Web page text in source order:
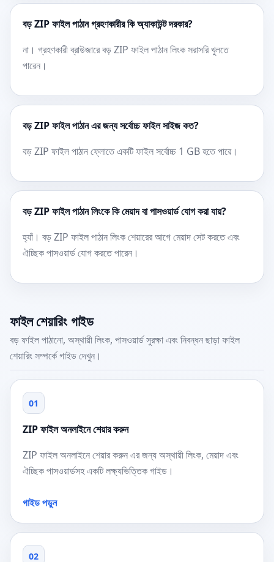
বড় ZIP ফাইল পাঠান গ্রহণকারীর কি অ্যাকাউন্ট দরকার?
না। গ্রহণকারী ব্রাউজারে বড় ZIP ফাইল পাঠান লিংক সরাসরি খুলতে
পারেন।
বড় ZIP ফাইল পাঠান এর জন্য সর্বোচ্চ ফাইল সাইজ কত?
বড় ZIP ফাইল পাঠান ফ্লোতে একটি ফাইল সর্বোচ্চ 1 GB হতে পারে।
বড় ZIP ফাইল পাঠান লিংকে কি মেয়াদ বা পাসওয়ার্ড যোগ করা যায়?
হ্যাঁ। বড় ZIP ফাইল পাঠান লিংক শেয়ারের আগে মেয়াদ সেট করতে এবং
ঐচ্ছিক পাসওয়ার্ড যোগ করতে পারেন।
ফাইল শেয়ারিং গাইড
বড় ফাইল পাঠানো, অস্থায়ী লিংক, পাসওয়ার্ড সুরক্ষা এবং নিবন্ধন ছাড়া ফাইল
শেয়ারিং সম্পর্কে গাইড দেখুন।
01
ZIP ফাইল অনলাইনে শেয়ার করুন
ZIP ফাইল অনলাইনে শেয়ার করুন এর জন্য অস্থায়ী লিংক, মেয়াদ এবং
ঐচ্ছিক পাসওয়ার্ডসহ একটি লক্ষ্যভিত্তিক গাইড।
গাইড পড়ুন
02